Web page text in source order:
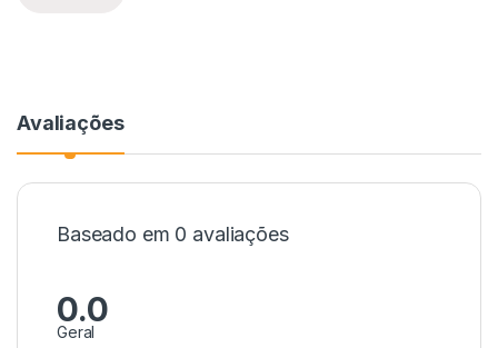
Avaliações
Baseado em 0 avaliações
0.0
Geral